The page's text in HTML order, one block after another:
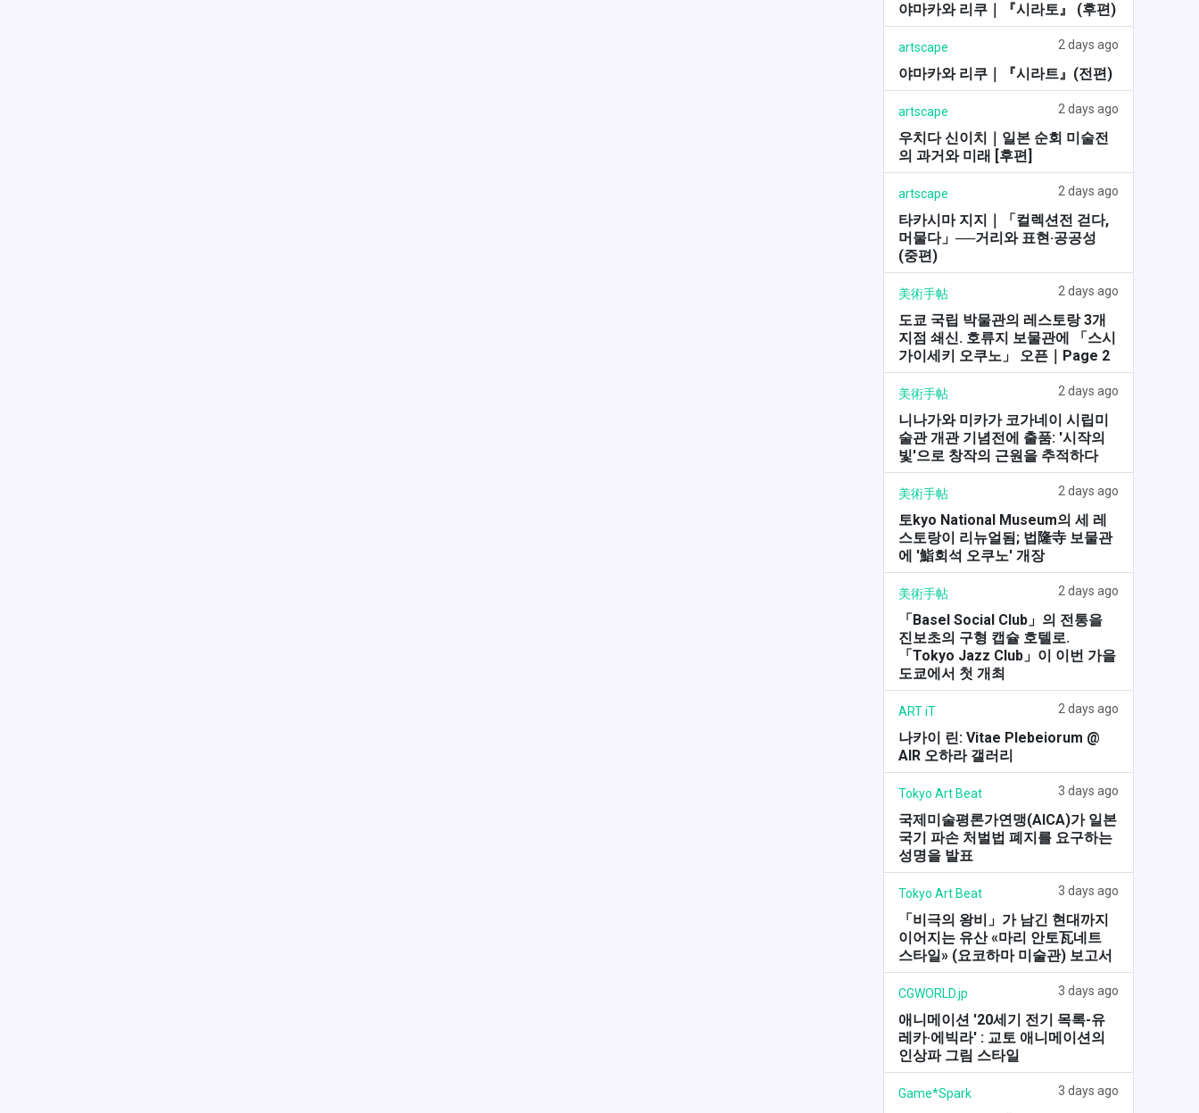
야마카와 리쿠｜『시라토』 (후편)
artscape 2 days ago
야마카와 리쿠｜『시라트』(전편)
artscape 2 days ago
우치다 신이치｜일본 순회 미술전
의 과거와 미래 [후편]
artscape 2 days ago
타카시마 지지｜「컬렉션전 걷다,
머물다」──거리와 표현·공공성
(중편)
美術手帖 2 days ago
도쿄 국립 박물관의 레스토랑 3개
지점 쇄신. 호류지 보물관에 「스시
가이세키 오쿠노」 오픈｜Page 2
美術手帖 2 days ago
니나가와 미카가 코가네이 시립미
술관 개관 기념전에 출품: '시작의
빛'으로 창작의 근원을 추적하다
美術手帖 2 days ago
토kyo National Museum의 세 레
스토랑이 리뉴얼됨; 법隆寺 보물관
에 '鮨회석 오쿠노' 개장
美術手帖 2 days ago
「Basel Social Club」의 전통을
진보초의 구형 캡슐 호텔로.
「Tokyo Jazz Club」이 이번 가을
도쿄에서 첫 개최
ART iT 2 days ago
나카이 린: Vitae Plebeiorum @
AIR 오하라 갤러리
Tokyo Art Beat 3 days ago
국제미술평론가연맹(AICA)가 일본
국기 파손 처벌법 폐지를 요구하는
성명을 발표
Tokyo Art Beat 3 days ago
「비극의 왕비」가 남긴 현대까지
이어지는 유산 «마리 안토瓦네트
스타일» (요코하마 미술관) 보고서
CGWORLD.jp 3 days ago
애니메이션 '20세기 전기 목록-유
레카·에빅라' : 교토 애니메이션의
인상파 그림 스타일
Game*Spark 3 days ago